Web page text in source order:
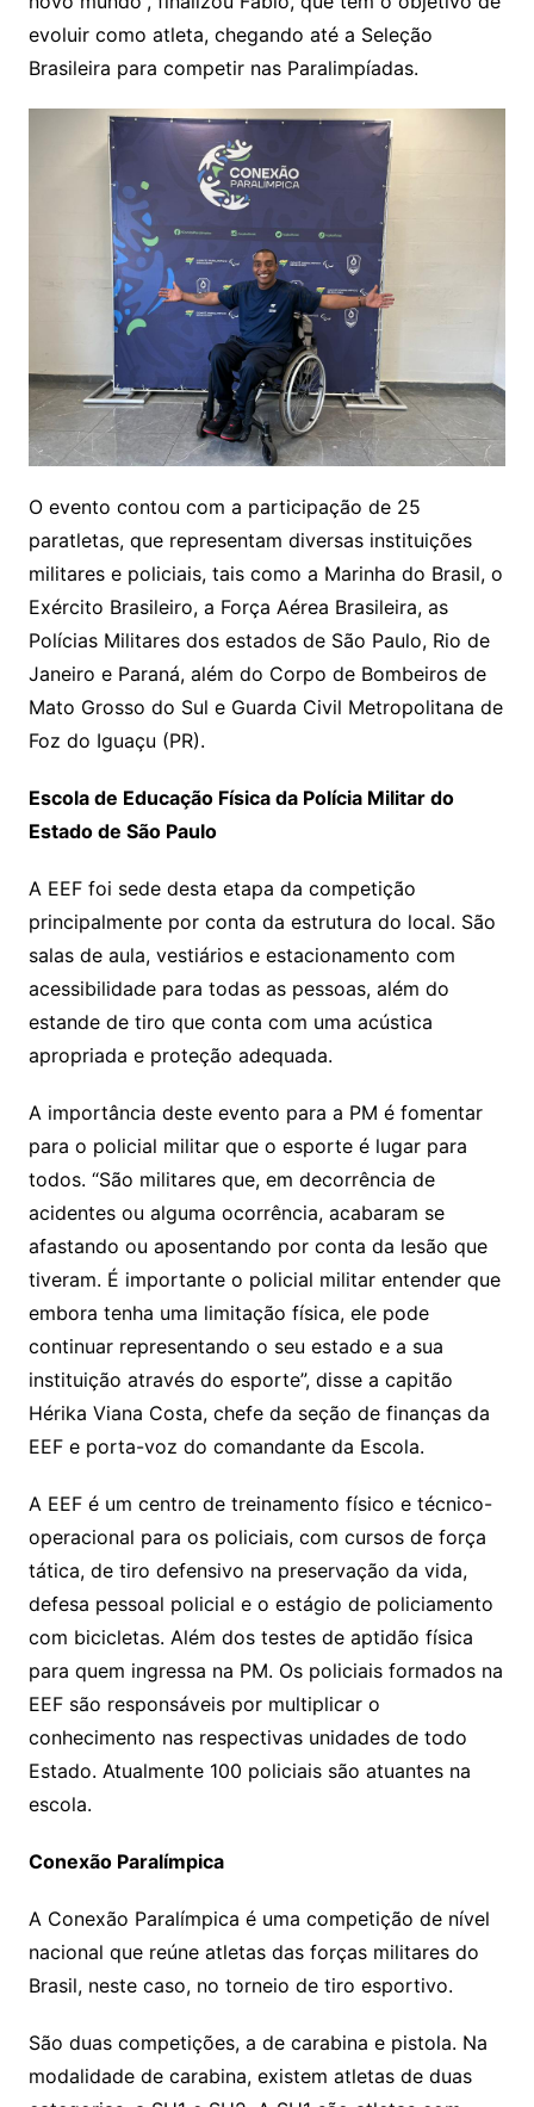
evoluir como atleta, chegando até a Seleção
Brasileira para competir nas Paralimpíadas.
O evento contou com a participação de 25
paratletas, que representam diversas instituições
militares e policiais, tais como a Marinha do Brasil, o
Exército Brasileiro, a Força Aérea Brasileira, as
Polícias Militares dos estados de São Paulo, Rio de
Janeiro e Paraná, além do Corpo de Bombeiros de
Mato Grosso do Sul e Guarda Civil Metropolitana de
Foz do Iguaçu (PR).
Escola de Educação Física da Polícia Militar do
Estado de São Paulo
A EEF foi sede desta etapa da competição
principalmente por conta da estrutura do local. São
salas de aula, vestiários e estacionamento com
acessibilidade para todas as pessoas, além do
estande de tiro que conta com uma acústica
apropriada e proteção adequada.
A importância deste evento para a PM é fomentar
para o policial militar que o esporte é lugar para
todos. “São militares que, em decorrência de
acidentes ou alguma ocorrência, acabaram se
afastando ou aposentando por conta da lesão que
tiveram. É importante o policial militar entender que
embora tenha uma limitação física, ele pode
continuar representando o seu estado e a sua
instituição através do esporte”, disse a capitão
Hérika Viana Costa, chefe da seção de finanças da
EEF e porta-voz do comandante da Escola.
A EEF é um centro de treinamento físico e técnico-
operacional para os policiais, com cursos de força
tática, de tiro defensivo na preservação da vida,
defesa pessoal policial e o estágio de policiamento
com bicicletas. Além dos testes de aptidão física
para quem ingressa na PM. Os policiais formados na
EEF são responsáveis por multiplicar o
conhecimento nas respectivas unidades de todo
Estado. Atualmente 100 policiais são atuantes na
escola.
Conexão Paralímpica
A Conexão Paralímpica é uma competição de nível
nacional que reúne atletas das forças militares do
Brasil, neste caso, no torneio de tiro esportivo.
São duas competições, a de carabina e pistola. Na
modalidade de carabina, existem atletas de duas